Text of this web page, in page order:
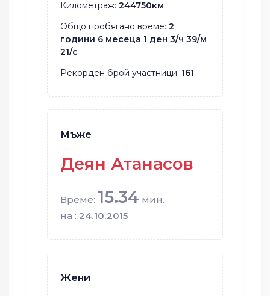
Километраж: 244750км
Общо пробягано време: 2
години 6 месеца 1 ден 3/ч 39/м
21/с
Рекорден брой участници: 161
Мъже
Деян Атанасов
Време: 15.34 мин.
на : 24.10.2015
Жени